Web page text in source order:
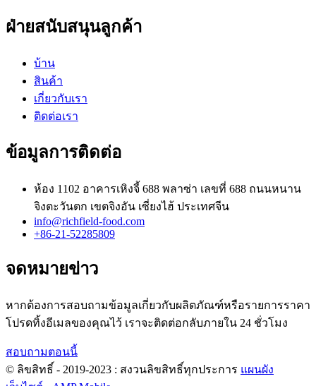
ฝ่ายสนับสนุนลูกค้า
บ้าน
สินค้า
เกี่ยวกับเรา
ติดต่อเรา
ข้อมูลการติดต่อ
ห้อง 1102 อาคารเหิงจี้ 688 พลาซ่า เลขที่ 688 ถนนหนาน
จิงตะวันตก เขตจิงอัน เซี่ยงไฮ้ ประเทศจีน
info@richfield-food.com
+86-21-52285809
จดหมายข่าว
หากต้องการสอบถามข้อมูลเกี่ยวกับผลิตภัณฑ์หรือรายการราคา
โปรดทิ้งอีเมลของคุณไว้ เราจะติดต่อกลับภายใน 24 ชั่วโมง
สอบถามตอนนี้
© ลิขสิทธิ์ - 2019-2023 : สงวนลิขสิทธิ์ทุกประการ แผนผัง